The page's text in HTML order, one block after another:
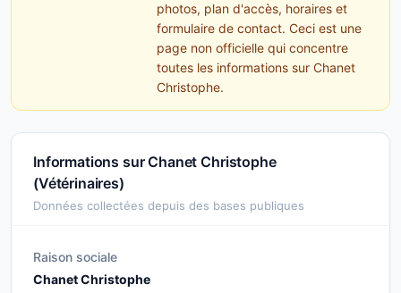
photos, plan d'accès, horaires et
formulaire de contact. Ceci est une
page non officielle qui concentre
toutes les informations sur Chanet
Christophe.
Informations sur Chanet Christophe
(Vétérinaires)
Données collectées depuis des bases publiques
Raison sociale
Chanet Christophe